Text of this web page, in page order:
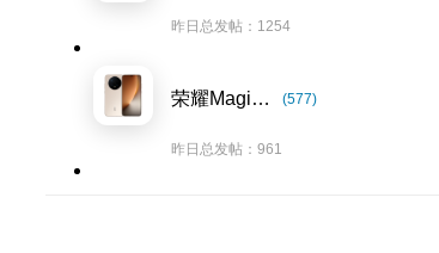
昨日总发帖：1254
荣耀Magic8系列 (577)
昨日总发帖：961